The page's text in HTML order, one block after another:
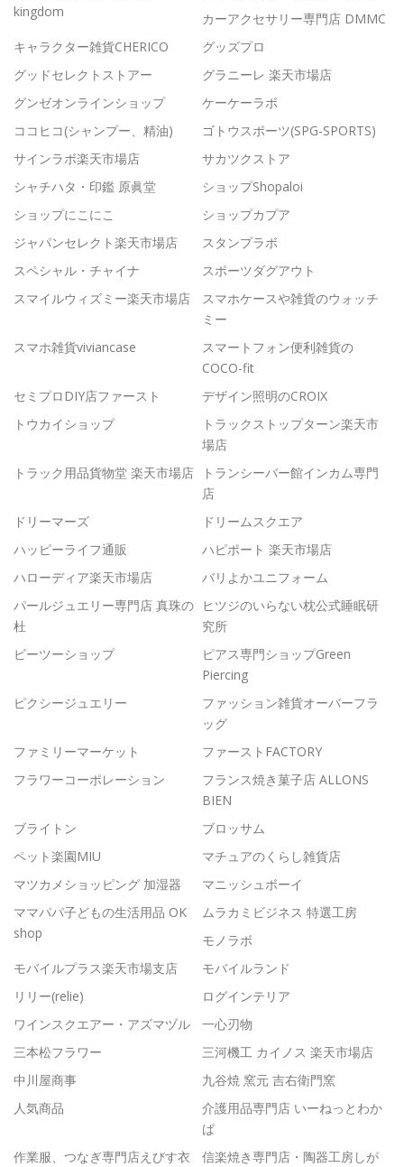
kingdom
カーアクセサリー専門店 DMMC
キャラクター雑貨CHERICO
グッズプロ
グッドセレクトストアー
グラニーレ 楽天市場店
グンゼオンラインショップ
ケーケーラボ
ココヒコ(シャンプー、精油)
ゴトウスポーツ(SPG-SPORTS)
サインラボ楽天市場店
サカツクストア
シャチハタ・印鑑 原眞堂
ショップShopaloi
ショップにこにこ
ショップカプア
ジャパンセレクト楽天市場店
スタンプラボ
スペシャル・チャイナ
スポーツダグアウト
スマイルウィズミー楽天市場店
スマホケースや雑貨のウォッチ
ミー
スマホ雑貨viviancase
スマートフォン便利雑貨の
COCO-fit
セミプロDIY店ファースト
デザイン照明のCROIX
トウカイショップ
トラックストップターン楽天市
場店
トラック用品貨物堂 楽天市場店
トランシーバー館インカム専門
店
ドリーマーズ
ドリームスクエア
ハッピーライフ通販
ハピポート 楽天市場店
ハローディア楽天市場店
バリよかユニフォーム
パールジュエリー専門店 真珠の
杜
ヒツジのいらない枕公式睡眠研
究所
ビーツーショップ
ピアス専門ショップGreen
Piercing
ピクシージュエリー
ファッション雑貨オーバーフラ
ッグ
ファミリーマーケット
ファーストFACTORY
フラワーコーポレーション
フランス焼き菓子店 ALLONS
BIEN
ブライトン
ブロッサム
ペット楽園MIU
マチュアのくらし雑貨店
マツカメショッピング 加湿器
マニッシュボーイ
ママパパ子どもの生活用品 OK
shop
ムラカミビジネス 特選工房
モノラボ
モバイルプラス楽天市場支店
モバイルランド
リリー(relie)
ログインテリア
ワインスクエアー・アズマヅル
一心刃物
三本松フラワー
三河機工 カイノス 楽天市場店
中川屋商事
九谷焼 窯元 吉右衛門窯
人気商品
介護用品専門店 いーねっとわか
ば
作業服、つなぎ専門店えびす衣
信楽焼き専門店・陶器工房しが